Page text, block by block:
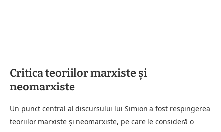
Critica teoriilor marxiste și
neomarxiste
Un punct central al discursului lui Simion a fost respingerea
teoriilor marxiste și neomarxiste, pe care le consideră o